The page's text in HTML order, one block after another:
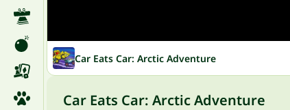
Car Eats Car: Arctic Adventure
Car Eats Car: Arctic Adventure